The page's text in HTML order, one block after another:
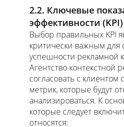
2.2. Ключевые
эффективности (KPI)
Выбор правильных KPI
критически важным для
успешности рекламной
Агентство контекстной
согласовать с
метрик, которые будут
анализироваться. К
которые следует
относятся: